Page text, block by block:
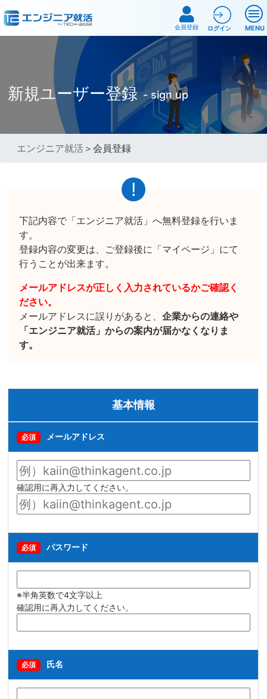
MENU
会員登録 ログイン
新規ユーザー登録 - sign up
エンジニア就活 ＞会員登録
下記内容で「エンジニア就活」へ無料登録を行いま
す。
登録内容の変更は、ご登録後に「マイページ」にて
行うことが出来ます。
メールアドレスが正しく入力されているかご確認く
ださい。
メールアドレスに誤りがあると、企業からの連絡や
「エンジニア就活」からの案内が届かなくなりま
す。
基本情報
必須 メールアドレス
確認用に再入力してください。
必須 パスワード
※半角英数で4文字以上
確認用に再入力してください。
必須 氏名